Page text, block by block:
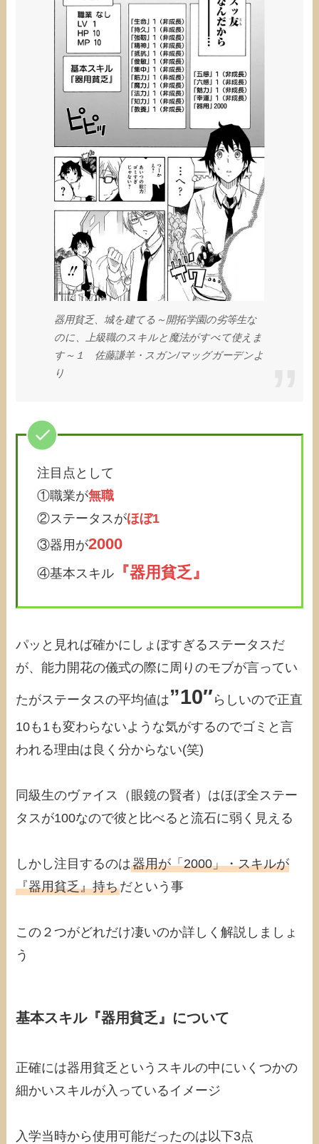
器用貧乏、城を建てる～開拓学園の劣等生な
のに、上級職のスキルと魔法がすべて使えま
す～１ 佐藤謙羊・スガン/マッグガーデンよ
り
注目点として
①職業が無職
②ステータスがほぼ1
③器用が2000
④基本スキル 『器用貧乏』
パッと見れば確かにしょぼすぎるステータスだ
が、能力開花の儀式の際に周りのモブが言ってい
たがステータスの平均値は”10″らしいので正直
10も1も変わらないような気がするのでゴミと言
われる理由は良く分からない(笑)
同級生のヴァイス（眼鏡の賢者）はほぼ全ステー
タスが100なので彼と比べると流石に弱く見える
しかし注目するのは器用が「2000」・スキルが
『器用貧乏』持ちだという事
この２つがどれだけ凄いのか詳しく解説しましょ
う
基本スキル『器用貧乏』について
正確には器用貧乏というスキルの中にいくつかの
細かいスキルが入っているイメージ
入学当時から使用可能だったのは以下3点